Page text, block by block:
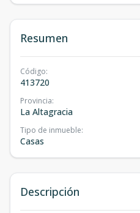
Resumen
Código:
413720
Provincia:
La Altagracia
Tipo de inmueble:
Casas
Descripción